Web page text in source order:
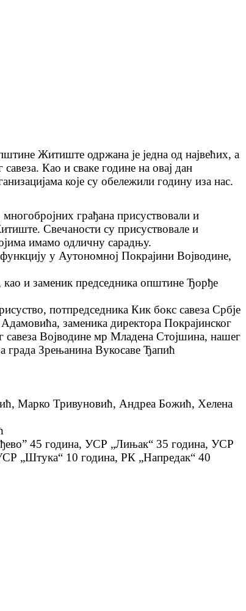
Житиште одржана је једна од највећих, а
Као и сваке године на овај дан
које су обележили годину иза нас.
грађана присуствовали и
Свечаности су присуствовале и
имамо одличну сарадњу.
у Аутономној Покрајини Војводине,
и заменик председника општине Ђорђе
потпредседника Кик бокс савеза Србје
заменика директора Покрајинског
савеза Војводине мр Младена Стојшина, нашег
града Зрењанина Вукосаве Ђапић
Марко Тривуновић, Андреа Божић, Хелена
45 година, УСР „Лињак“ 35 година, УСР
„Штука“ 10 година, РК „Напредак“ 40